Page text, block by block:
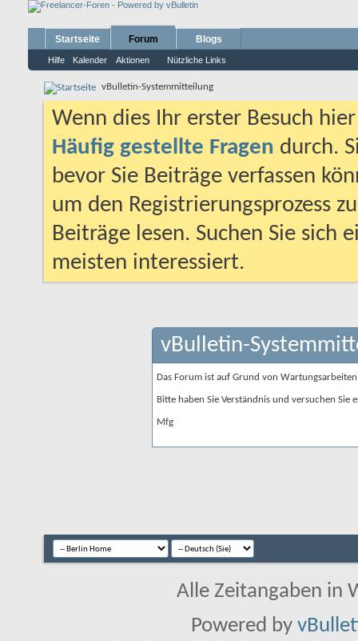
Startseite Forum
Hilfe Kalender Aktionen Nützliche Links
Blogs
vBulletin-Systemmitteilung
Wenn dies Ihr erster Besuch
Häufig gestellte Fragen durch.
bevor Sie Beiträge verfassen
um den Registrierungsprozess
Beiträge lesen. Suchen Sie sich
meisten interessiert.
vBulletin-
Das Forum ist auf Grund von
Bitte haben Sie Verständnis und versuchen Sie
Mfg
Alle Zeitangaben in
Powered by